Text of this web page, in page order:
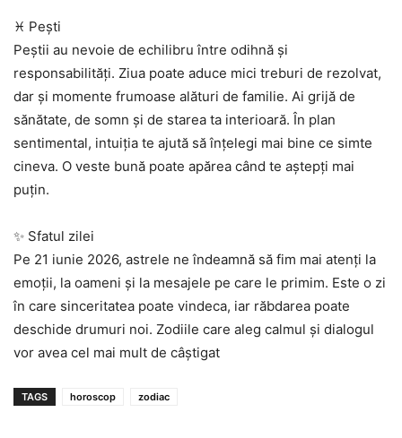
♓ Pești
Peștii au nevoie de echilibru între odihnă și
responsabilități. Ziua poate aduce mici treburi de rezolvat,
dar și momente frumoase alături de familie. Ai grijă de
sănătate, de somn și de starea ta interioară. În plan
sentimental, intuiția te ajută să înțelegi mai bine ce simte
cineva. O veste bună poate apărea când te aștepți mai
puțin.
✨ Sfatul zilei
Pe 21 iunie 2026, astrele ne îndeamnă să fim mai atenți la
emoții, la oameni și la mesajele pe care le primim. Este o zi
în care sinceritatea poate vindeca, iar răbdarea poate
deschide drumuri noi. Zodiile care aleg calmul și dialogul
vor avea cel mai mult de câștigat
TAGS horoscop zodiac